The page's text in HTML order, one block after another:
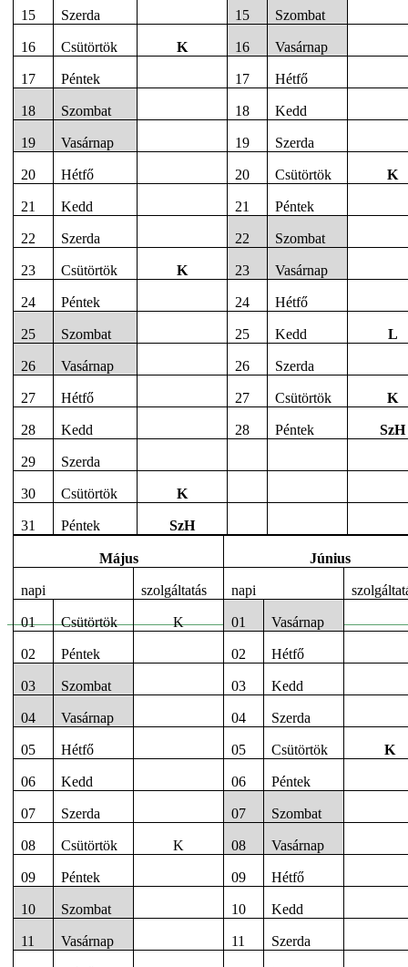
15 Szerda 15 Szombat
16 Csütörtök K 16 Vasárnap
17 Péntek 17 Hétfő
18 Szombat 18 Kedd
19 Vasárnap 19 Szerda
20 Hétfő 20 Csütörtök K
21 Kedd 21 Péntek
22 Szerda 22 Szombat
23 Csütörtök K 23 Vasárnap
24 Péntek 24 Hétfő
25 Szombat 25 Kedd L
26 Vasárnap 26 Szerda
27 Hétfő 27 Csütörtök K
28 Kedd 28 Péntek SzH
29 Szerda
30 Csütörtök K
31 Péntek SzH
Május Június
napi szolgáltatás napi
01 Csütörtök K 01 Vasárnap
02 Péntek 02 Hétfő
03 Szombat 03 Kedd
04 Vasárnap 04 Szerda
05 Hétfő 05 Csütörtök K
06 Kedd 06 Péntek
07 Szerda 07 Szombat
08 Csütörtök K 08 Vasárnap
09 Péntek 09 Hétfő
10 Szombat 10 Kedd
11 Vasárnap 11 Szerda